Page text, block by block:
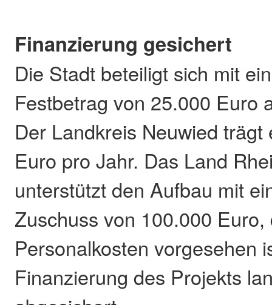
Finanzierung gesichert
Die Stadt beteiligt sich mit
Festbetrag von 25.000 Euro
Der Landkreis Neuwied
Euro pro Jahr. Das Land
unterstützt den Aufbau mit
Zuschuss von 100.000
Personalkosten vorgesehen
Finanzierung des Projekts